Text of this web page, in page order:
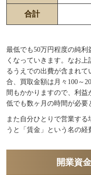
合計
最低でも50万円程度の純
くなっていきます。なお
るうえでの出費が含まれ
合、買取金額は月々100～
間もかかりますので、利
低でも数ヶ月の時間が必要
また自分ひとりで営業す
うと「賃金」という名の経
開業資